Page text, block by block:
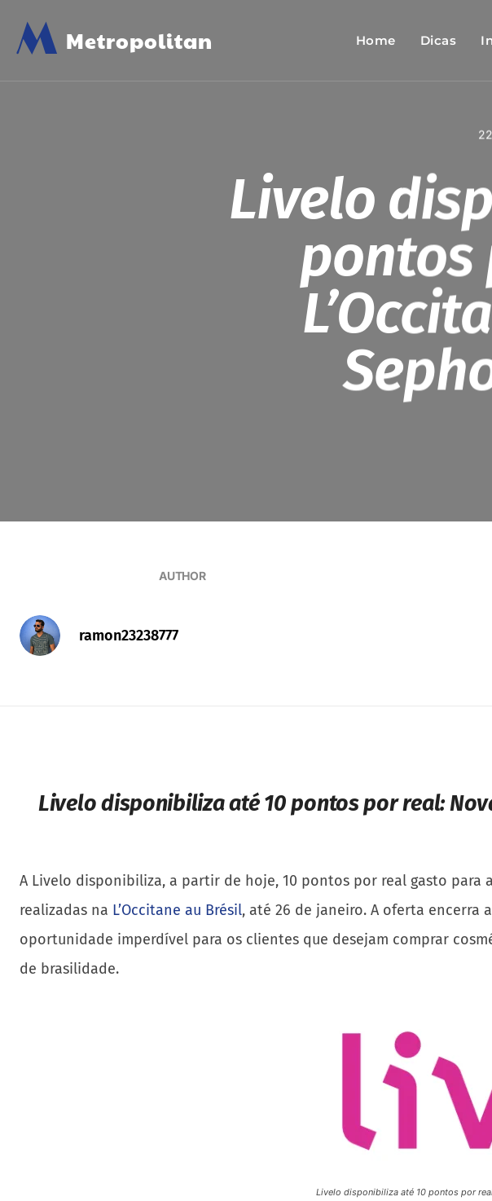
M Metropolitan Home Dicas
Livelo
pontos
AUTHOR
ramon23238777
Livelo disponibiliza até 10 pontos por real:
A Livelo disponibiliza, a partir de hoje, 10 pontos por real gasto para
realizadas na L’Occitane au Brésil, até 26 de janeiro. A oferta encerra
oportunidade imperdível para os clientes que desejam comprar
de brasilidade.
Livelo disponibiliza até 10 pontos por